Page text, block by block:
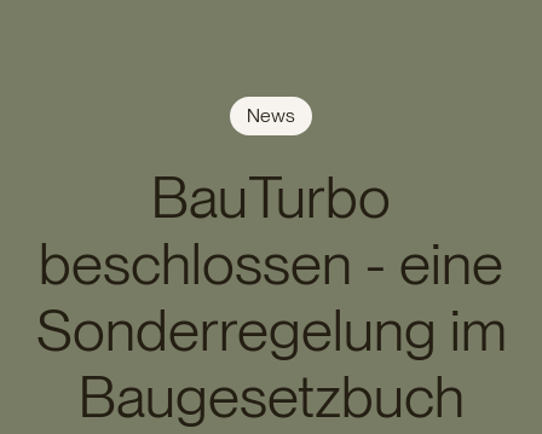
News
BauTurbo
beschlossen - eine
Sonderregelung im
Baugesetzbuch